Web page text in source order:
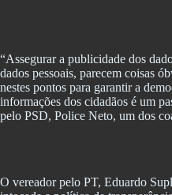
“Assegurar a publicidade dos
dados pessoais, parecem coisas
nestes pontos para garantir a
informações dos cidadãos é um
pelo PSD, Police Neto, um dos
O vereador pelo PT, Eduardo